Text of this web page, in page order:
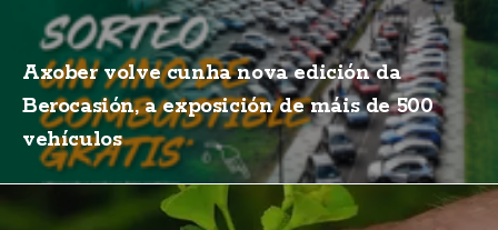
Axober volve cunha nova edición da
Berocasión, a exposición de máis de 500
vehículos